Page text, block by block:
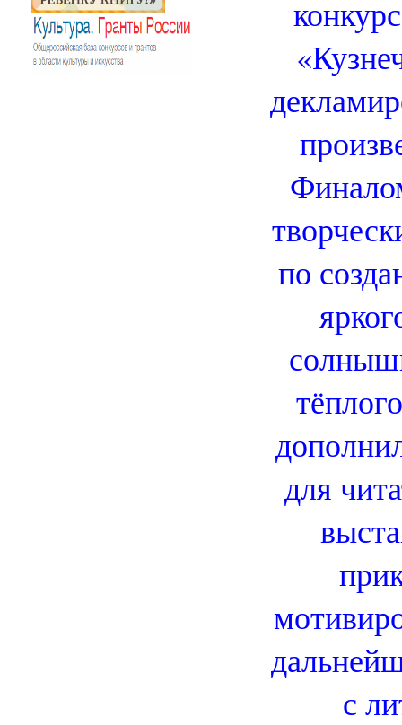
по
для
с